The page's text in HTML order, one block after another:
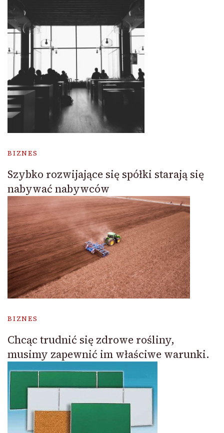
BIZNES
Szybko rozwijające się spółki starają się
nabywać nabywców
BIZNES
Chcąc trudnić się zdrowe rośliny,
musimy zapewnić im właściwe warunki.